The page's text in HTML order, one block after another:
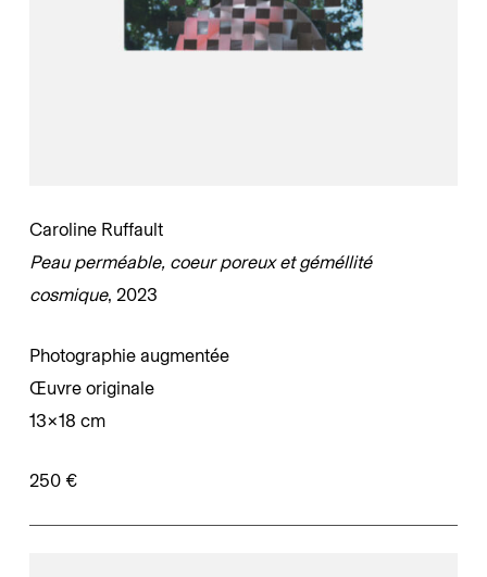
Caroline Ruffault
Peau perméable, coeur poreux et géméllité
cosmique, 2023
Photographie augmentée
Œuvre originale
13×18 cm
250 €